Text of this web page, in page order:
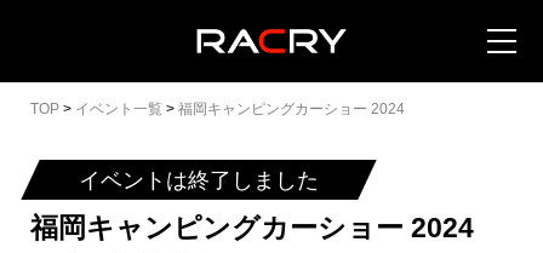
カートを見る ( 0)
TOP > イベント一覧 > 福岡キャンピングカーショー 2024
イベントは終了しました
福岡キャンピングカーショー 2024